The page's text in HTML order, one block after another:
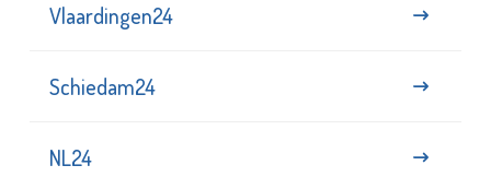
Vlaardingen24
Schiedam24
NL24